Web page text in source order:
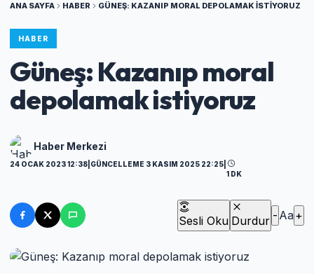
ANA SAYFA HABER GÜNEŞ: KAZANIP MORAL DEPOLAMAK ISTIYORUZ
HABER
Güneş: Kazanıp moral
depolamak istiyoruz
Haber Merkezi
24 OCAK 2023 12:38 GÜNCELLEME 3 KASIM 2025 22:25
1 DK
Sesli Oku Durdur - Aa+